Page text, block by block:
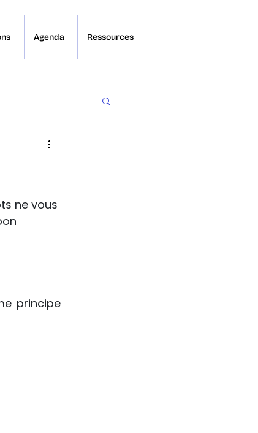
Agenda Ressources
ne vous
principe